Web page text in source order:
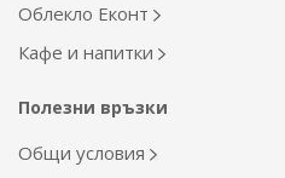
Облекло Еконт
Кафе и напитки
Полезни връзки
Общи условия